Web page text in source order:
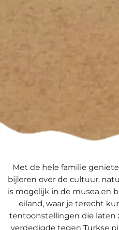
Met de hele familie
bijleren over de cultuur,
is mogelijk in de musea en
eiland, waar je terecht
tentoonstellingen die laten
verdedigde tegen Turkse